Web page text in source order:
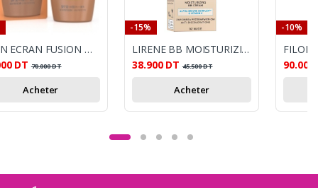
ISDIN ECRAN FUSION WATER COLOR MEDIUM 50ML
DT 70.000DT
Acheter
-15%
LIRENE BB MOISTURIZING CREAM, SPF50, 02 (30 ML)
38.900 DT 45.500DT
Acheter
-10%
90.000